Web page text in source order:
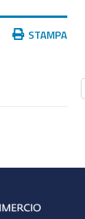
STAMPA